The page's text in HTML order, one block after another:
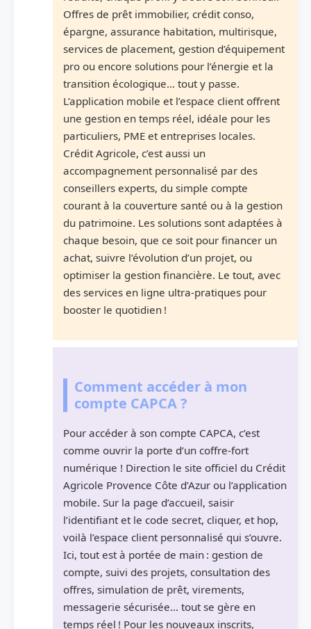
Offres de prêt immobilier, crédit conso,
épargne, assurance habitation, multirisque,
services de placement, gestion d’équipement
pro ou encore solutions pour l’énergie et la
transition écologique… tout y passe.
L’application mobile et l’espace client offrent
une gestion en temps réel, idéale pour les
particuliers, PME et entreprises locales.
Crédit Agricole, c’est aussi un
accompagnement personnalisé par des
conseillers experts, du simple compte
courant à la couverture santé ou à la gestion
du patrimoine. Les solutions sont adaptées à
chaque besoin, que ce soit pour financer un
achat, suivre l’évolution d’un projet, ou
optimiser la gestion financière. Le tout, avec
des services en ligne ultra-pratiques pour
booster le quotidien !
Comment accéder à mon
compte CAPCA ?
Pour accéder à son compte CAPCA, c’est
comme ouvrir la porte d’un coffre-fort
numérique ! Direction le site officiel du Crédit
Agricole Provence Côte d’Azur ou l’application
mobile. Sur la page d’accueil, saisir
l’identifiant et le code secret, cliquer, et hop,
voilà l’espace client personnalisé qui s’ouvre.
Ici, tout est à portée de main : gestion de
compte, suivi des projets, consultation des
offres, simulation de prêt, virements,
messagerie sécurisée… tout se gère en
temps réel ! Pour les nouveaux inscrits,